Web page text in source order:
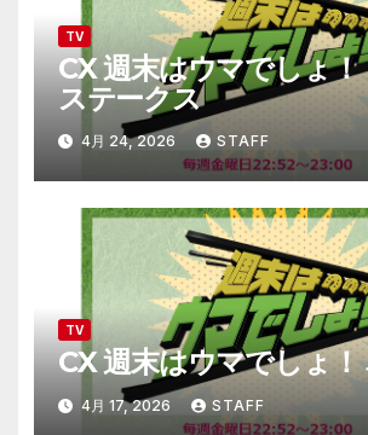
TV
CX 週末はウマでしょ！
ステークス
4月 24, 2026 STAFF
TV
CX 週末はウマでしょ！
4月 17, 2026 STAFF